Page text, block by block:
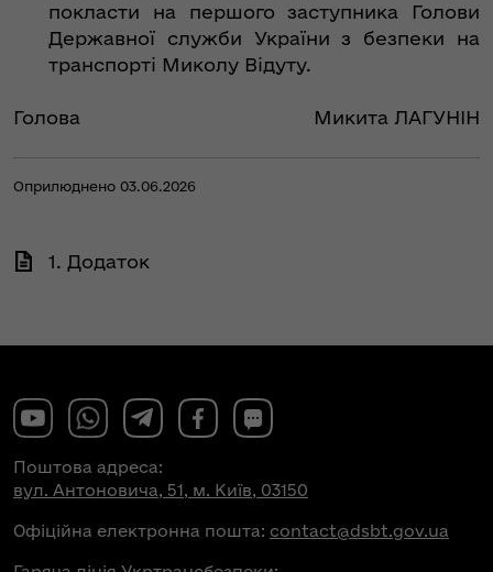
покласти на першого заступника Голови
Державної служби України з безпеки на
транспорті Миколу Відуту.
Голова Микита ЛАГУНІН
Оприлюднено 03.06.2026
1. Додаток
Поштова адреса:
вул. Антоновича, 51, м. Київ, 03150
Офіційна електронна пошта: contact@dsbt.gov.ua